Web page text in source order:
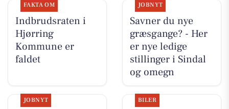
FAKTA OM
Indbrudsraten i
Hjørring
Kommune er
faldet
JOBNYT
Savner du nye
græsgange? - Her
er nye ledige
stillinger i Sindal
og omegn
JOBNYT BILER